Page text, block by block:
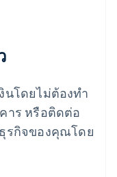
นโดยไม่ต้องทำ
าร หรือติดต่อ
รกิจของคุณโดย